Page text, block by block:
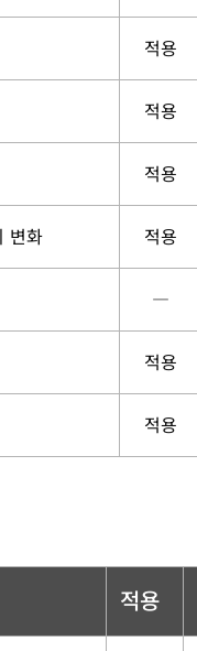
적용
적용
적용
변화 적용
―
적용
적용
적용